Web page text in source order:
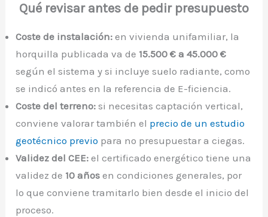
Qué revisar antes de pedir presupuesto
Coste de instalación: en vivienda unifamiliar, la
horquilla publicada va de 15.500 € a 45.000 €
según el sistema y si incluye suelo radiante, como
se indicó antes en la referencia de E-ficiencia.
Coste del terreno: si necesitas captación vertical,
conviene valorar también el precio de un estudio
geotécnico previo para no presupuestar a ciegas.
Validez del CEE: el certificado energético tiene una
validez de 10 años en condiciones generales, por
lo que conviene tramitarlo bien desde el inicio del
proceso.